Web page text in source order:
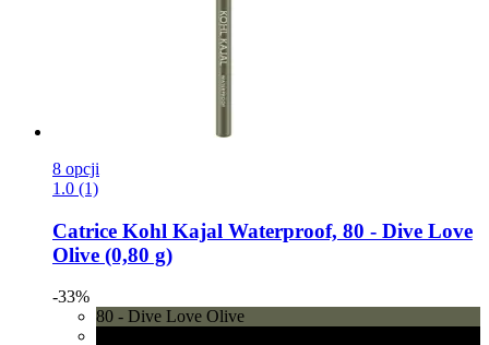
8 opcji
1.0 (1)
Catrice Kohl Kajal Waterproof, 80 -​ Dive Love
Olive (0,80 g)
-33%
80 - Dive Love Olive